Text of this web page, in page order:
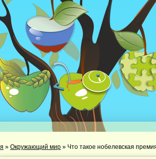
» Окружающий мир » Что такое нобелевская